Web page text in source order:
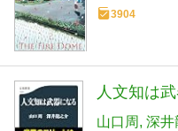
3904
人文知は
山口周 深井